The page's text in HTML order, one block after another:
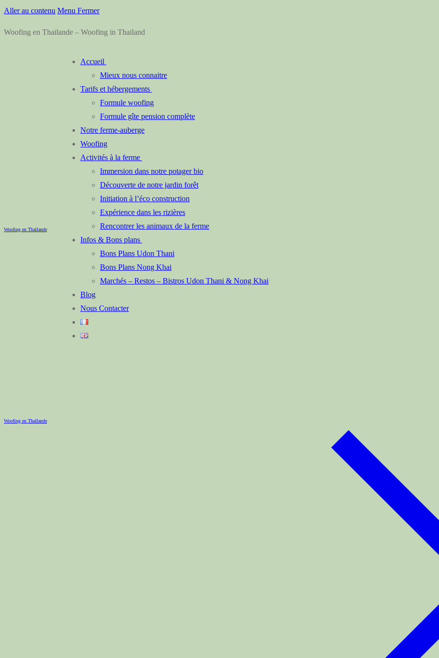
Aller au contenu Menu Fermer
Woofing en Thailande – Woofing in Thailand
Woofing en Thaïlande
Accueil
Mieux nous connaitre
Tarifs et hébergements
Formule woofing
Formule gîte pension complète
Notre ferme-auberge
Woofing
Activités à la ferme
Immersion dans notre potager bio
Découverte de notre jardin forêt
Initiation à l’éco construction
Expérience dans les rizières
Rencontrer les animaux de la ferme
Infos & Bons plans
Bons Plans Udon Thani
Bons Plans Nong Khai
Marchés – Restos – Bistros Udon Thani & Nong Khai
Blog
Nous Contacter
Woofing en Thaïlande